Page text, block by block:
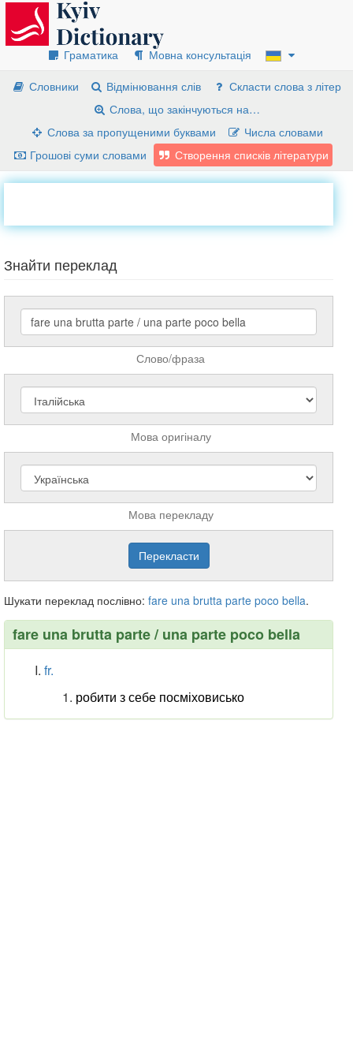
Граматика
Мовна консультація
Словники
Відмінювання слів
Скласти слова з літер
Слова, що закінчуються на…
Слова за пропущеними буквами
Числа словами
Грошові суми словами
Створення списків літератури
Знайти переклад
Слово/фраза
Мова оригіналу
Мова перекладу
Шукати переклад послівно: fare una brutta parte poco bella.
fare una brutta parte / una parte poco bella
fr.
робити з себе посміховисько